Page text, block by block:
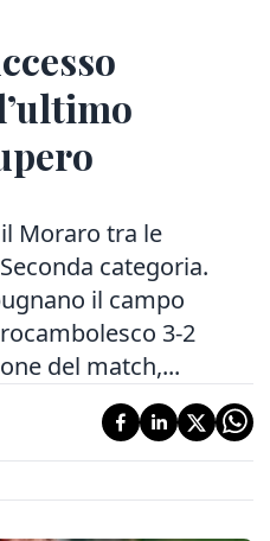
Moraro tra le
categoria.
il campo
3-2
del match,...